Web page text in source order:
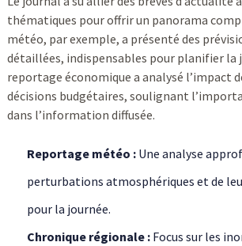
thématiques pour offrir un panorama
météo, par exemple, a présenté des
détaillées, indispensables pour planifier la
reportage économique a analysé l’impact
décisions budgétaires, soulignant
dans l’information diffusée.
Reportage météo :Une analyse
perturbations atmosphériques et de
pour la journée.
Chronique régionale :Focus sur les